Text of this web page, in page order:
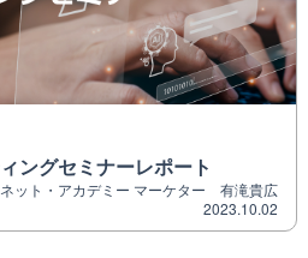
ングセミナーレポート
ット・アカデミー マーケター 有滝貴広
2023.10.02